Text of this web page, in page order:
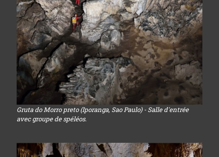
Gruta do Morro preto (Iporanga, Sao Paulo) - Salle d'entrée
avec groupe de spéléos.